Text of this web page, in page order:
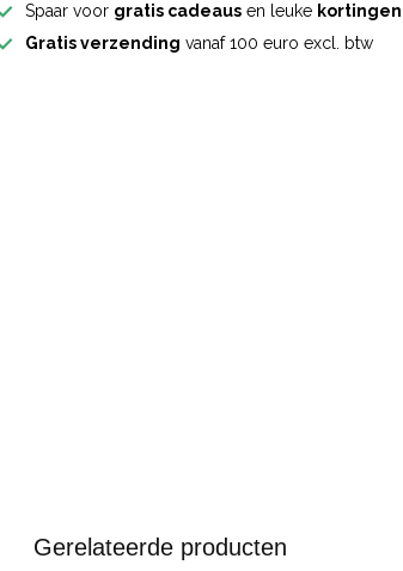
Spaar voor gratis cadeaus en leuke kortingen
Gratis verzending vanaf 100 euro excl. btw
Gerelateerde producten